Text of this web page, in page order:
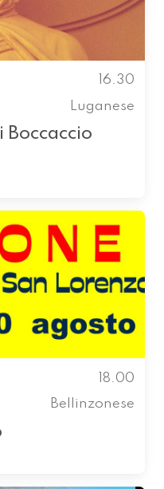
16.30
Luganese
18.00
Bellinzonese